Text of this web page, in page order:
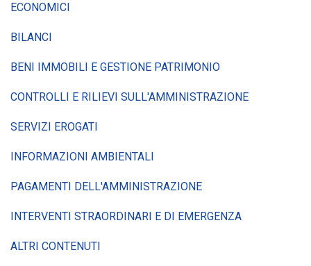
ECONOMICI
BILANCI
BENI IMMOBILI E GESTIONE PATRIMONIO
CONTROLLI E RILIEVI SULL'AMMINISTRAZIONE
SERVIZI EROGATI
INFORMAZIONI AMBIENTALI
PAGAMENTI DELL'AMMINISTRAZIONE
INTERVENTI STRAORDINARI E DI EMERGENZA
ALTRI CONTENUTI